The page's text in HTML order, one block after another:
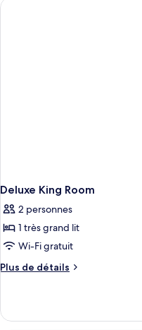
grands
de
Deluxe King Room
2 personnes
1 très grand lit
Wi-Fi gratuit
Plus de détails
Plus
le